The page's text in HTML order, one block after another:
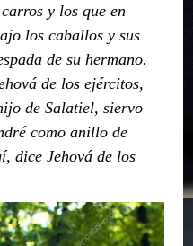
y los que en
los caballos y sus
de su hermano.
de los ejércitos,
de Salatiel, siervo
como anillo de
dice Jehová de los